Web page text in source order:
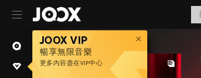
JOOX VIP
暢享無限音樂
更多內容盡在VIP中心